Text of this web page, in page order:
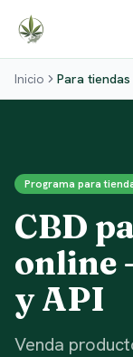
Inicio Para
Programa para
CBD
online
y API
Venda